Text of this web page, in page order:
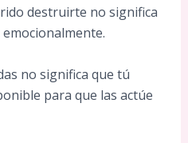
destruirte no significa
no significa que tú
para que las actúe